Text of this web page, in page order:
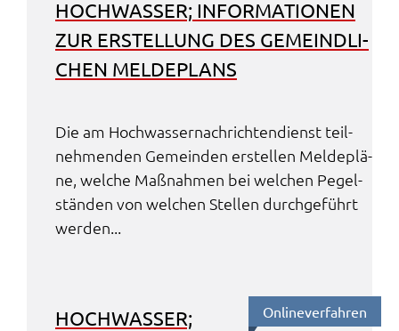
HOCH­WAS­SER; INFOR­MA­TIO­NEN
ZUR ERSTEL­LUNG DES GEMEIND­LI­
CHEN MELDE­PLANS
Die am Hoch­was­ser­nach­rich­ten­dienst teil­
neh­men­den Gemein­den erstel­len Melde­plä­
ne, welche Maßnah­men bei welchen Pegel­
stän­den von welchen Stel­len durch­ge­führt
werden...
HOCH­WAS­SER;
Online­ver­fah­ren